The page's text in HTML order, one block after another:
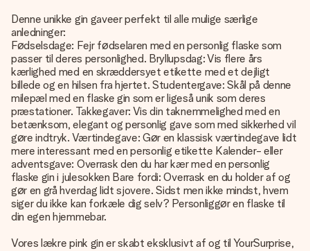
Denne unikke gin gaveer perfekt til alle mulige særlige
anledninger:
Fødselsdage: Fejr fødselaren med en personlig flaske som
passer til deres personlighed. Bryllupsdag: Vis flere års
kærlighed med en skræddersyet etikette med et dejligt
billede og en hilsen fra hjertet. Studentergave: Skål på denne
milepæl med en flaske gin som er ligeså unik som deres
præstationer. Takkegaver: Vis din taknemmelighed med en
betænksom, elegant og personlig gave som med sikkerhed vil
gøre indtryk. Værtindegave: Gør en klassisk værtindegave lidt
mere interessant med en personlig etikette Kalender- eller
adventsgave: Overrask den du har kær med en personlig
flaske gin i julesokken Bare fordi: Overrask en du holder af og
gør en grå hverdag lidt sjovere. Sidst men ikke mindst, hvem
siger du ikke kan forkæle dig selv? Personliggør en flaske til
din egen hjemmebar.
Vores lækre pink gin er skabt eksklusivt af og til YourSurprise,